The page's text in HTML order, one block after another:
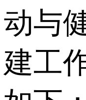
动与
建工